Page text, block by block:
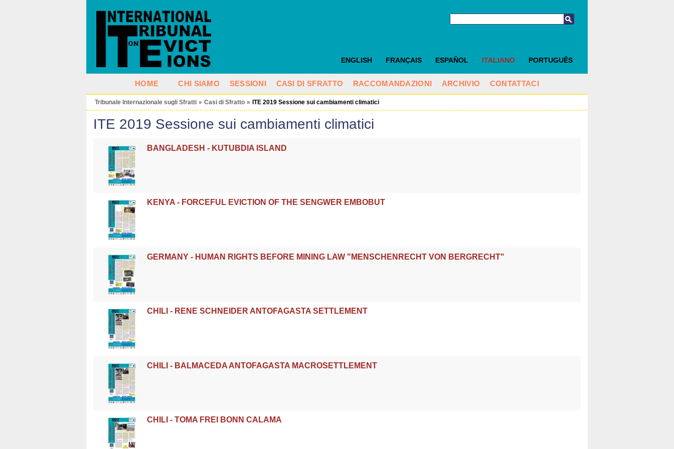
ENGLISH FRANÇAIS ESPAÑOL ITALIANO PORTUGUÊS
HOME CHI SIAMO SESSIONI CASI DI SFRATTO RACCOMANDAZIONI ARCHIVIO CONTATTACI
Tribunale Internazionale sugli Sfratti » Casi di Sfratto » ITE 2019 Sessione sui cambiamenti climatici
ITE 2019 Sessione sui cambiamenti climatici
BANGLADESH - KUTUBDIA ISLAND
KENYA - FORCEFUL EVICTION OF THE SENGWER EMBOBUT
GERMANY - HUMAN RIGHTS BEFORE MINING LAW "MENSCHENRECHT VON BERGRECHT"
CHILI - RENE SCHNEIDER ANTOFAGASTA SETTLEMENT
CHILI - BALMACEDA ANTOFAGASTA MACROSETTLEMENT
CHILI - TOMA FREI BONN CALAMA